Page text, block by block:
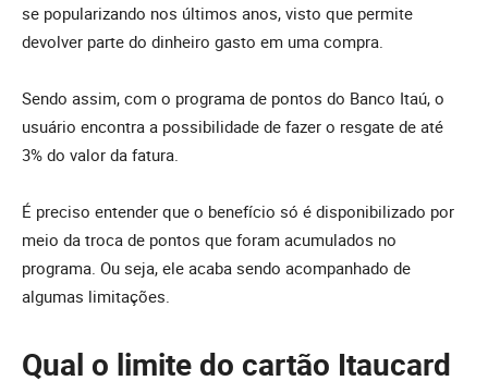
se popularizando nos últimos anos, visto que permite
devolver parte do dinheiro gasto em uma compra.
Sendo assim, com o programa de pontos do Banco Itaú, o
usuário encontra a possibilidade de fazer o resgate de até
3% do valor da fatura.
É preciso entender que o benefício só é disponibilizado por
meio da troca de pontos que foram acumulados no
programa. Ou seja, ele acaba sendo acompanhado de
algumas limitações.
Qual o limite do cartão Itaucard